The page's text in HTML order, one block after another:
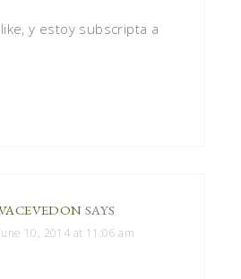
y estoy subscripta a
SAYS
June 10, 2014 at 11:06 am